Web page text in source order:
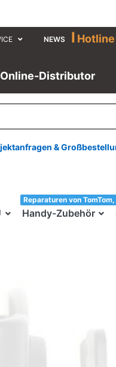
NEWS I
Distributor
&
Handy-Zubehör
33!
Reparaturen von